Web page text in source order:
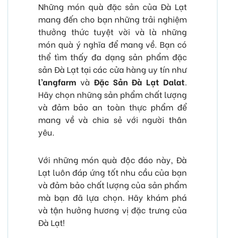
Những món quà đặc sản của Đà Lạt
mang đến cho bạn những trải nghiệm
thưởng thức tuyệt vời và là những
món quà ý nghĩa để mang về. Bạn có
thể tìm thấy đa dạng sản phẩm đặc
sản Đà Lạt tại các cửa hàng uy tín như
l’angfarm và Đặc Sản Đà Lạt Dalat.
Hãy chọn những sản phẩm chất lượng
và đảm bảo an toàn thực phẩm để
mang về và chia sẻ với người thân
yêu.
Với những món quà độc đáo này, Đà
Lạt luôn đáp ứng tốt nhu cầu của bạn
và đảm bảo chất lượng của sản phẩm
mà bạn đã lựa chọn. Hãy khám phá
và tận hưởng hương vị đặc trưng của
Đà Lạt!